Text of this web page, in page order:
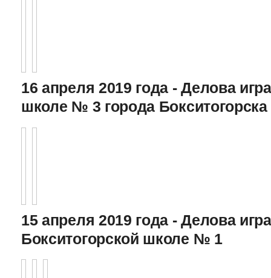
16 апреля 2019 года - Делова
школе № 3 города Бокситогорска
15 апреля 2019 года - Делова
Бокситогорской школе № 1